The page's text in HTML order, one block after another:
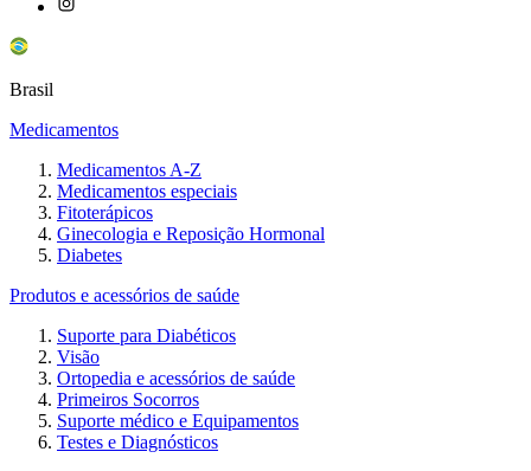
Brasil
Medicamentos
Medicamentos A-Z
Medicamentos especiais
Fitoterápicos
Ginecologia e Reposição Hormonal
Diabetes
Produtos e acessórios de saúde
Suporte para Diabéticos
Visão
Ortopedia e acessórios de saúde
Primeiros Socorros
Suporte médico e Equipamentos
Testes e Diagnósticos